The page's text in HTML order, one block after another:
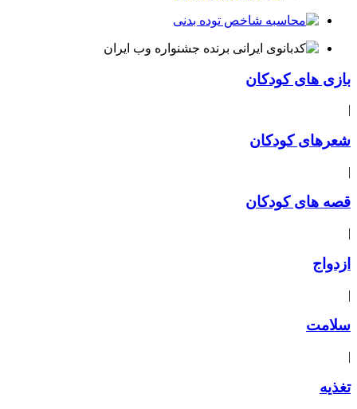
بازی های کودکان
|
شعرهای کودکان
|
قصه های کودکان
|
ازدواج
|
سلامت
|
تغذیه